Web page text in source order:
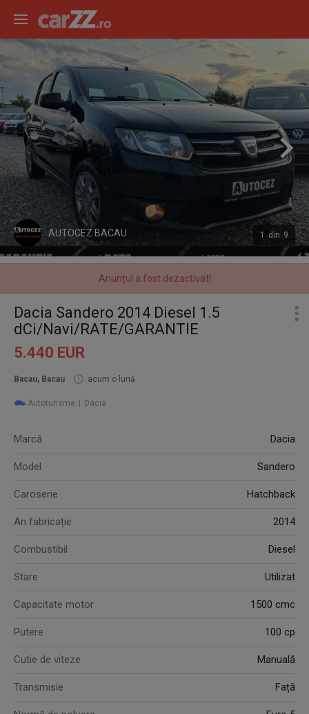
1 din 9
Anunțul a fost dezactivat!
AUTOCEZ BACAU
Dacia Sandero 2014 Diesel 1.5
dCi/Navi/RATE/GARANTIE
5.440 EUR
Bacau, Bacau acum o lună
Autoturisme Dacia
Marcă Dacia
Model Sandero
Caroserie Hatchback
An fabricație 2014
Combustibil Diesel
Stare Utilizat
Capacitate motor 1500 cmc
Putere 100 cp
Cutie de viteze Manuală
Transmisie Față